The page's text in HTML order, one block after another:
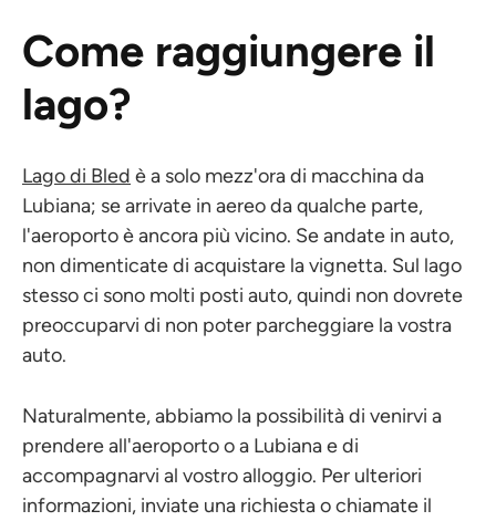
Come raggiungere il
lago?
Lago di Bled è a solo mezz'ora di macchina da
Lubiana; se arrivate in aereo da qualche parte,
l'aeroporto è ancora più vicino. Se andate in auto,
non dimenticate di acquistare la vignetta. Sul lago
stesso ci sono molti posti auto, quindi non dovrete
preoccuparvi di non poter parcheggiare la vostra
auto.
Naturalmente, abbiamo la possibilità di venirvi a
prendere all'aeroporto o a Lubiana e di
accompagnarvi al vostro alloggio. Per ulteriori
informazioni, inviate una richiesta o chiamate il